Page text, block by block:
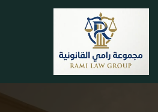
إلى
المحتوى